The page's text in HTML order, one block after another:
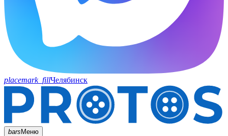
placemark_fillЧелябинск
barsМеню